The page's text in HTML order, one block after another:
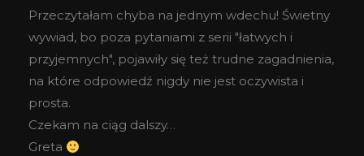
Przeczytałam chyba na jednym wdechu! Świetny
wywiad, bo poza pytaniami z serii "łatwych i
przyjemnych", pojawiły się też trudne zagadnienia,
na które odpowiedź nigdy nie jest oczywista i
prosta.
Czekam na ciąg dalszy…
Greta